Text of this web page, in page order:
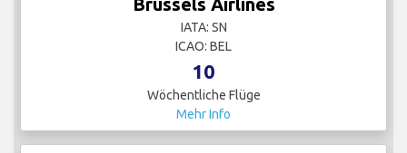
IATA: SN
ICAO: BEL
10
Wöchentliche Flüge
Mehr Info